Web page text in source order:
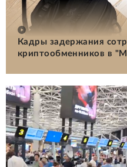
Кадры задержания
криптообменников в